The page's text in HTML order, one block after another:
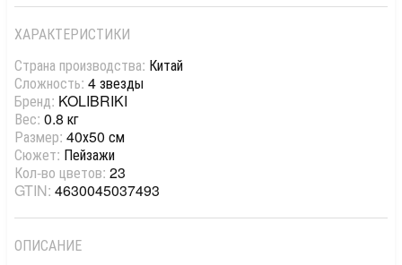
ХАРАКТЕРИСТИКИ
Страна производства: Китай
Сложность: 4 звезды
Бренд: KOLIBRIKI
Вес: 0.8 кг
Размер: 40х50 см
Сюжет: Пейзажи
Кол-во цветов: 23
GTIN: 4630045037493
ОПИСАНИЕ